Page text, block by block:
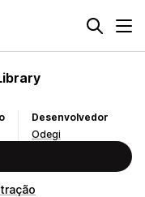
Desenvolvedor
Odegi